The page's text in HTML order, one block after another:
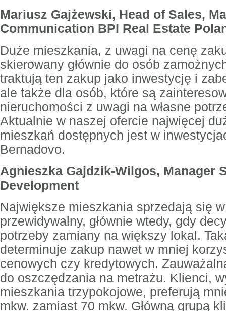
Mariusz Gajżewski, Head of Sales,
Communication BPI Real Estate
Duże mieszkania, z uwagi na cenę
skierowany głównie do osób
traktują ten zakup jako inwestycję i
ale także dla osób, które są
nieruchomości z uwagi na własne
Aktualnie w naszej ofercie najwięcej
mieszkań dostępnych jest w
Bernadovo.
Agnieszka Gajdzik-Wilgos, Manager
Development
Największe mieszkania sprzedają się
przewidywalny, głównie wtedy, gdy
potrzeby zamiany na większy lokal.
determinuje zakup nawet w mniej
cenowych czy kredytowych.
do oszczędzania na metrażu. Klienci,
mieszkania trzypokojowe, preferują
mkw. zamiast 70 mkw. Główną grupą